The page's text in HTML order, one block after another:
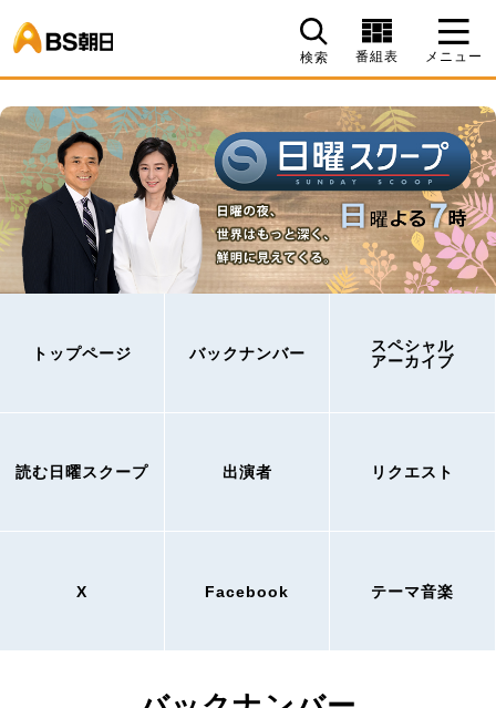
検索 番組表 メニュー
トップページ バックナンバー
スペシャル
アーカイブ
読む日曜スクープ 出演者 リクエスト
X Facebook テーマ音楽